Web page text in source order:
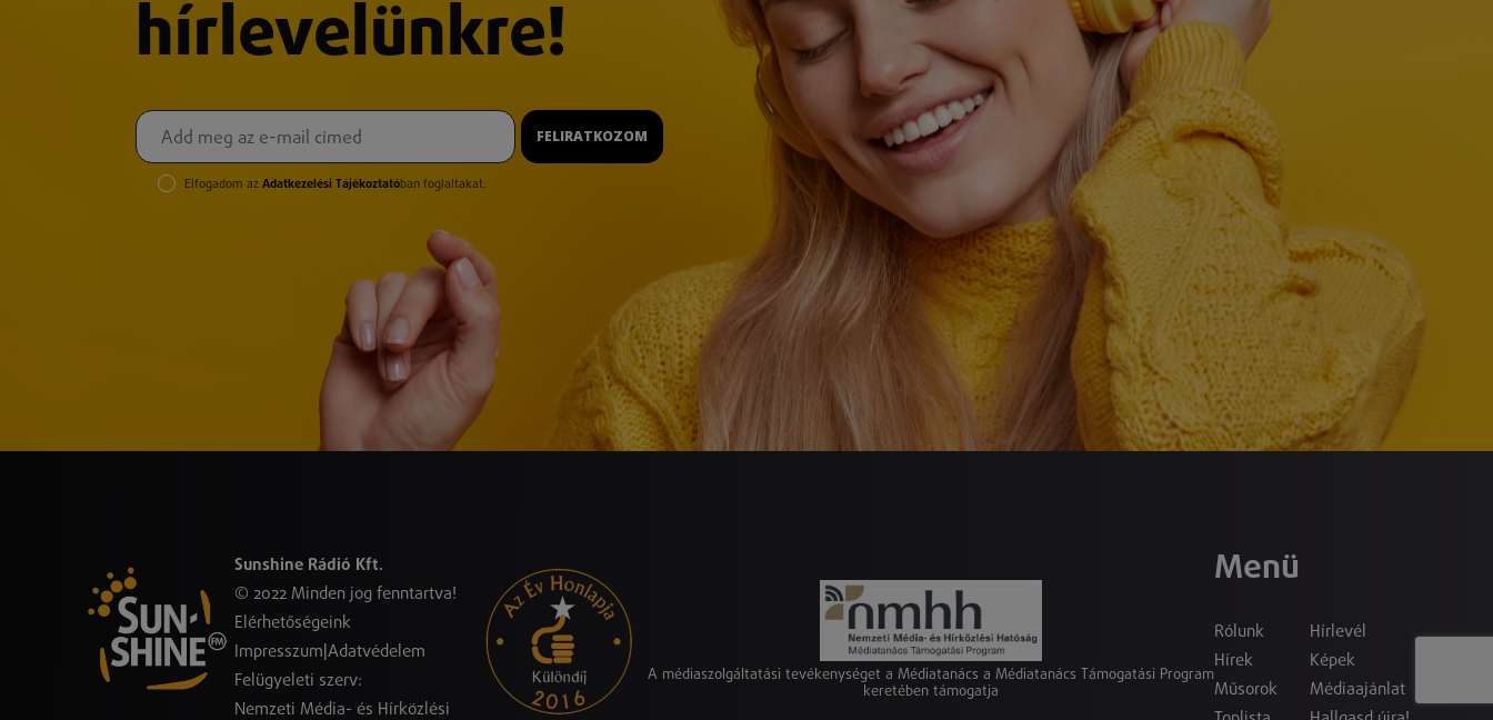
hírlevelünkre!
FELIRATKOZOM
Elfogadom az Adatkezelési Tájékoztatóban foglaltakat.
Sunshine Rádió Kft.
© 2022 Minden jog fenntartva!
Elérhetőségeink
Impresszum Adatvédelem
Felügyeleti szerv:
Nemzeti Média- és Hírközlési
A médiaszolgáltatási tevékenységet a Médiatanács a Médiatanács Támogatási Program
keretében támogatja
Menü
Rólunk
Hírek
Műsorok
Hírlevél
Képek
Médiaajánlat